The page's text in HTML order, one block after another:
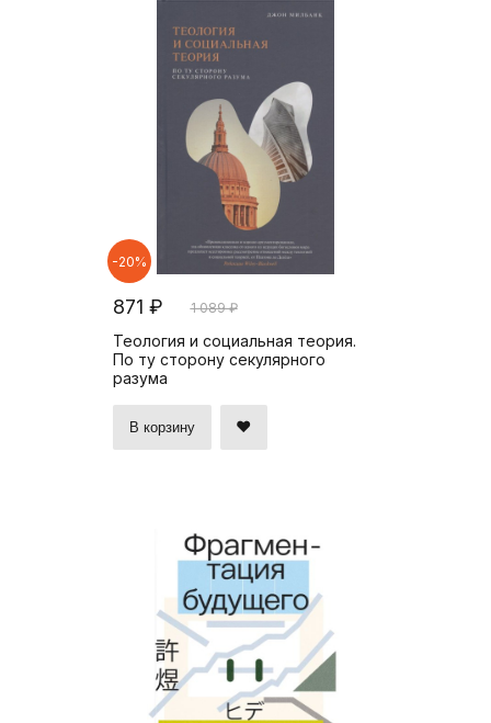
-20%
871 ₽ 1 089 ₽
Теология и социальная теория.
По ту сторону секулярного
разума
В корзину